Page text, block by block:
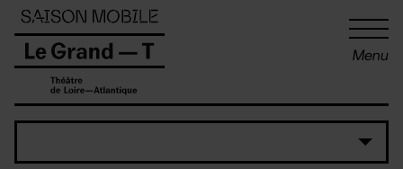
Menu
Panneau de gestion des cookies